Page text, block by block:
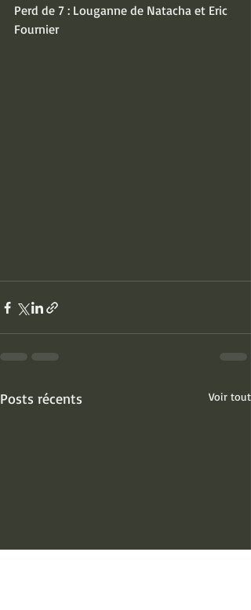
Perd de 7 : Louganne de Natacha et Eric
Fournier
Posts récents Voir tout